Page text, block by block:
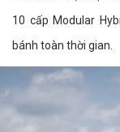
10 cấp Modular
bánh toàn thời gian.